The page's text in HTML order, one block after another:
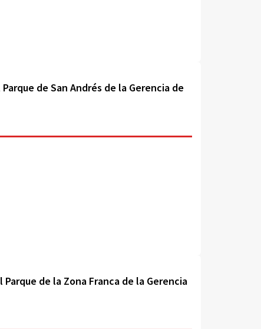
de San Andrés de la Gerencia de
de la Zona Franca de la Gerencia